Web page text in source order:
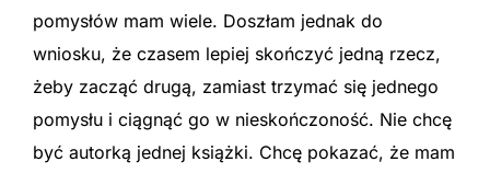
pomysłów mam wiele. Doszłam jednak do
wniosku, że czasem lepiej skończyć jedną rzecz,
żeby zacząć drugą, zamiast trzymać się jednego
pomysłu i ciągnąć go w nieskończoność. Nie chcę
być autorką jednej książki. Chcę pokazać, że mam